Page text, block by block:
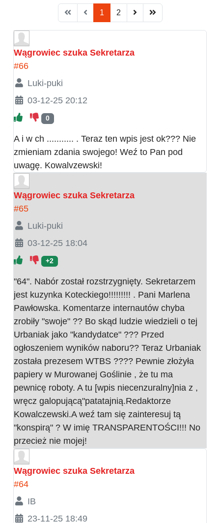
1 2
Wągrowiec szuka Sekretarza
#66
Luki-puki
03-12-25 20:12
0
A i w ch ........... . Teraz ten wpis jest ok??? Nie
zmieniam zdania swojego! Weź to Pan pod
uwagę. Kowalvzewski!
Wągrowiec szuka Sekretarza
#65
Luki-puki
03-12-25 18:04
+2
"64". Nabór został rozstrzygnięty. Sekretarzem
jest kuzynka Koteckiego!!!!!!!!! . Pani Marlena
Pawłowska. Komentarze internautów chyba
zrobiły "swoje" ?? Bo skąd ludzie wiedzieli o tej
Urbaniak jako "kandydatce" ??? Przed
ogłoszeniem wyników naboru?? Teraz Urbaniak
została prezesem WTBS ???? Pewnie złożyła
papiery w Murowanej Goślinie , że tu ma
pewnicę roboty. A tu [wpis niecenzuralny]nia z ,
wręcz galopującą"patatajnią.Redaktorze
Kowalczewski.A weź tam się zainteresuj tą
"konspirą" ? W imię TRANSPARENTOŚCI!!! No
przecież nie mojej!
Wągrowiec szuka Sekretarza
#64
IB
23-11-25 18:49